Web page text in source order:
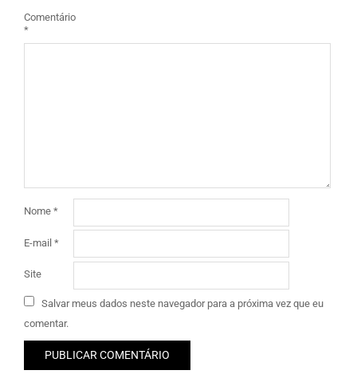
Comentário
*
Nome *
E-mail *
Site
Salvar meus dados neste navegador para a próxima vez que eu
comentar.